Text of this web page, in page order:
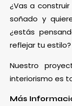
¿Vas a
soñado y
¿estás
reflejar tu estilo?
Nuestro
interiorismo es
Más